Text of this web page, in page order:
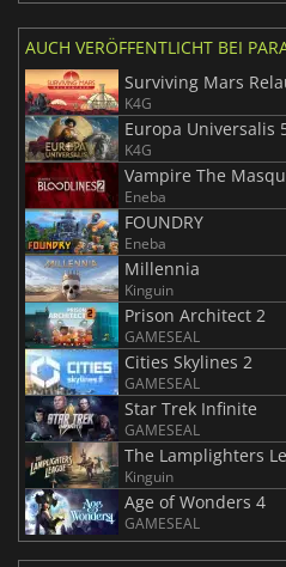
AUCH VERÖFFENTLICHT BEI
Surviving Mars
K4G
Europa Universalis
K4G
Vampire The
Eneba
FOUNDRY
Eneba
Millennia
Kinguin
Prison Architect 2
GAMESEAL
Cities Skylines 2
GAMESEAL
Star Trek Infinite
GAMESEAL
The Lamplighters
Kinguin
Age of Wonders 4
GAMESEAL